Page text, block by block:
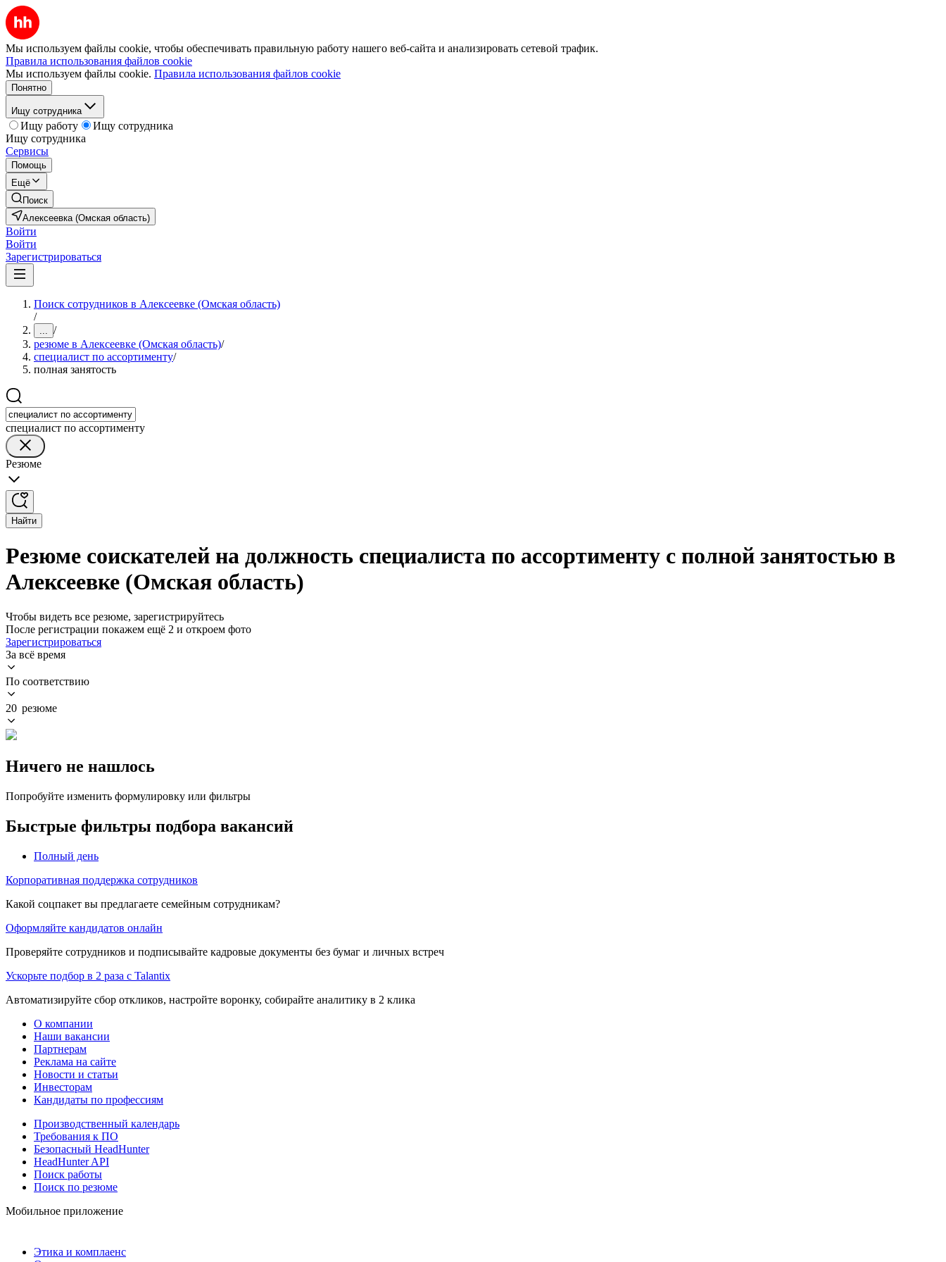
Мы используем файлы cookie, чтобы обеспечивать правильную работу нашего веб-сайта и анализировать сетевой трафик.
Правила использования файлов cookie
Мы используем файлы cookie. Правила использования файлов cookie
Понятно
Ищу сотрудника
Ищу работу
Ищу сотрудника
Ищу сотрудника
Сервисы
Помощь
Ещё
Поиск
Алексеевка (Омская область)
Войти
Войти
Зарегистрироваться
Поиск сотрудников в Алексеевке (Омская область)
/
... /
резюме в Алексеевке (Омская область)/
специалист по ассортименту/
полная занятость
специалист по ассортименту
Резюме
Найти
Резюме соискателей на должность специалиста по ассортименту с полной занятостью в
Алексеевке (Омская область)
Чтобы видеть все резюме, зарегистрируйтесь
После регистрации покажем ещё 2 и откроем фото
Зарегистрироваться
За всё время
По соответствию
20 резюме
Ничего не нашлось
Попробуйте изменить формулировку или фильтры
Быстрые фильтры подбора вакансий
Полный день
Корпоративная поддержка сотрудников
Какой соцпакет вы предлагаете семейным сотрудникам?
Оформляйте кандидатов онлайн
Проверяйте сотрудников и подписывайте кадровые документы без бумаг и личных встреч
Ускорьте подбор в 2 раза с Talantix
Автоматизируйте сбор откликов, настройте воронку, собирайте аналитику в 2 клика
О компании
Наши вакансии
Партнерам
Реклама на сайте
Новости и статьи
Инвесторам
Кандидаты по профессиям
Производственный календарь
Требования к ПО
Безопасный HeadHunter
HeadHunter API
Поиск работы
Поиск по резюме
Мобильное приложение
Этика и комплаенс